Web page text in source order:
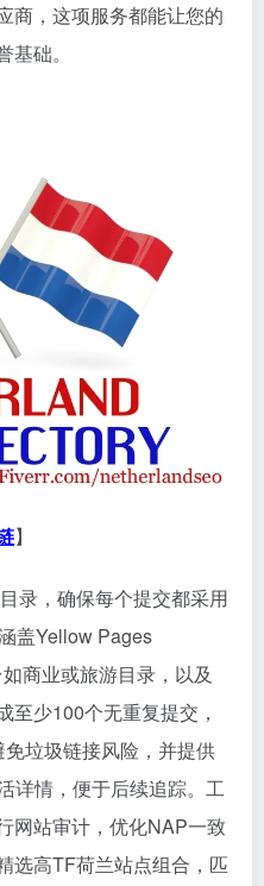
商，这项服务都能让您的
础。
】
录，确保每个提交都采用
盖Yellow Pages
商业或旅游目录，以及
至少100个无重复提交，
垃圾链接风险，并提供
详情，便于后续追踪。工
网站审计，优化NAP一致
选高TF荷兰站点组合，匹